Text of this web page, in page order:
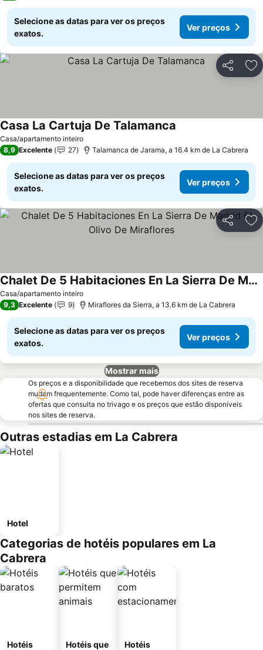
Selecione as datas para ver os preços
exatos.
Ver preços
Partilhar
Casa/apartamento inteiro
Casa La Cartuja De Talamanca
8,9 Excelente 27 Talamanca de Jarama, a 16.4 km de La Cabrera
Selecione as datas para ver os preços
exatos.
Ver preços
Partilhar
Casa/apartamento inteiro
Chalet De 5 Habitaciones En La Sierra De Madrid El Olivo De Miraflores
9,3 Excelente 9 Miraflores da Sierra, a 13.6 km de La Cabrera
Selecione as datas para ver os preços
exatos.
Ver preços
Mostrar mais
Os preços e a disponibilidade que recebemos dos sites de reserva
mudam frequentemente. Como tal, pode haver diferenças entre as
ofertas que consulta no trivago e os preços que estão disponíveis
nos sites de reserva.
Outras estadias em La Cabrera
Hotel
Categorias de hotéis populares em La
Cabrera
Hotéis
Hotéis que
Hotéis